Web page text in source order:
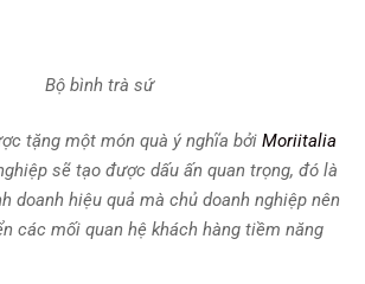
Bộ bình trà sứ
tặng một món quà ý nghĩa bởi Moriitalia
sẽ tạo được dấu ấn quan trọng, đó là
doanh hiệu quả mà chủ doanh nghiệp nên
các mối quan hệ khách hàng tiềm năng